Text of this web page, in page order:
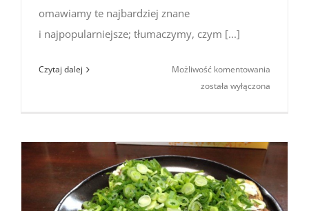
omawiamy te najbardziej znane
i najpopularniejsze; tłumaczymy, czym [...]
Czytaj dalej Możliwość komentowania
okinawa
soba
została wyłączona